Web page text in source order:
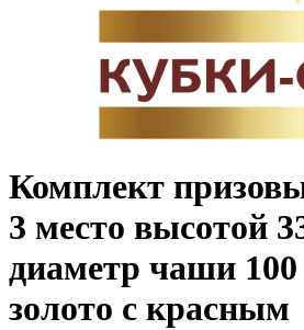
Комплект
3 место высотой
диаметр чаши
золото с красным